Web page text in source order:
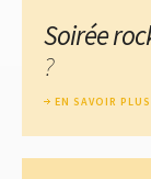
Soirée
?
EN SAVOIR PLUS